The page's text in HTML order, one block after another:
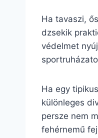
Ha tavaszi,
dzsekik
védelmet
Ha egy
különleges
persze nem
fehérnemű